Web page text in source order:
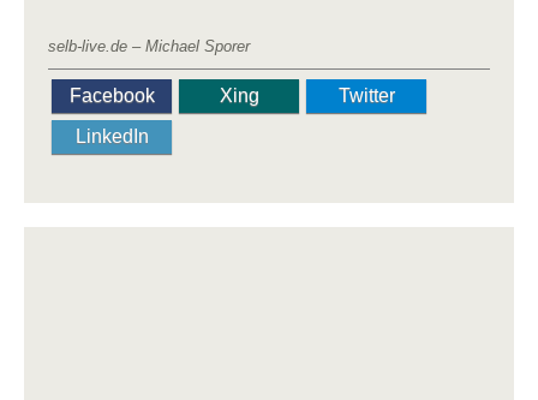
selb-live.de – Michael Sporer
Facebook Xing
Twitter
LinkedIn